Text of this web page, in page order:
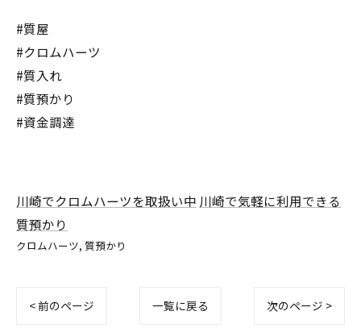
#質屋
#クロムハーツ
#質入れ
#質預かり
#資金調達
川崎でクロムハーツを取扱い中 川崎で気軽に利用できる
質預かり
クロムハーツ 質預かり
< 前のページ 一覧に戻る 次のページ >